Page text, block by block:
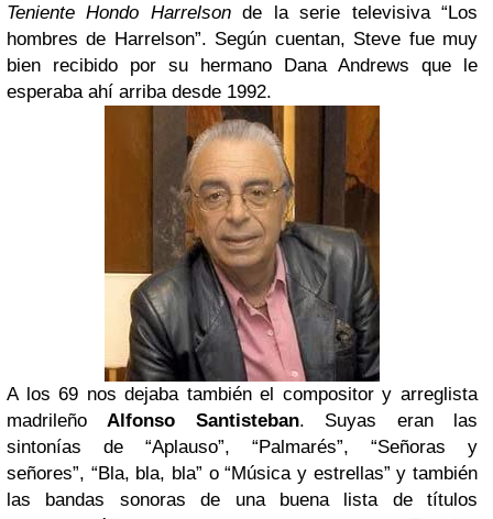
Teniente Hondo Harrelsonde la serie televisiva “Los
hombres de Harrelson”. Según cuentan, Steve fue muy
bien recibido por su hermano Dana Andrews que le
esperaba ahí arriba desde 1992.
A los 69 nos dejaba también el compositor y arreglista
madrileñoAlfonso Santisteban. Suyas eran las
sintonías de “Aplauso”, “Palmarés”, “Señoras y
señores”, “Bla, bla, bla” o “Música y estrellas” y también
las bandas sonoras de una buena lista de títulos